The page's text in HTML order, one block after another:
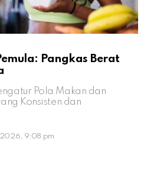
Pangkas Berat
Pola Makan dan
Konsisten dan
2026, 9:08 pm